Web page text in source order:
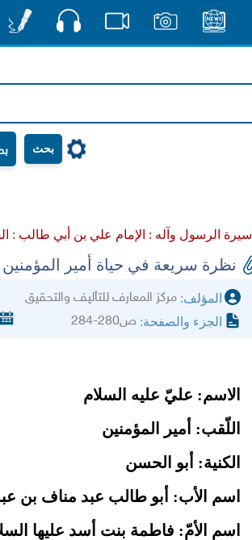
بحث
سيرة الرسول وآله : الإمام علي بن أبي طالب :
نظرة سريعة في حياة أمير المؤمنين
المؤلف: مركز المعارف للتأليف والتحقيق
الجزء والصفحة: ص280-284
الاسم: عليّ‏ عليه السلام
اللّقب: أمير المؤمنين
الكنية: أبو الحسن‏
اسم الأب: أبو طالب عبد مناف بن
اسم الأمّ: فاطمة بنت أسد عليها